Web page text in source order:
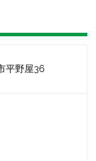
平野屋36